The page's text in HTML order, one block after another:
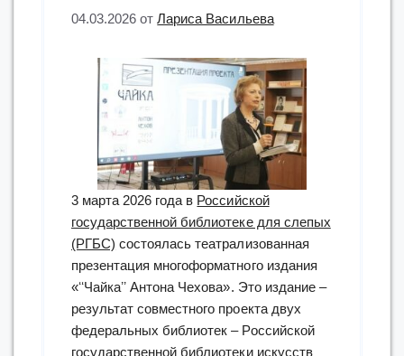
04.03.2026 отЛариса Васильева
3 марта 2026 года в Российской
государственной библиотеке для слепых
(РГБС) состоялась театрализованная
презентация многоформатного издания
«ʻʻЧайкаʼʼ Антона Чехова». Это издание –
результат совместного проекта двух
федеральных библиотек – Российской
государственной библиотеки искусств